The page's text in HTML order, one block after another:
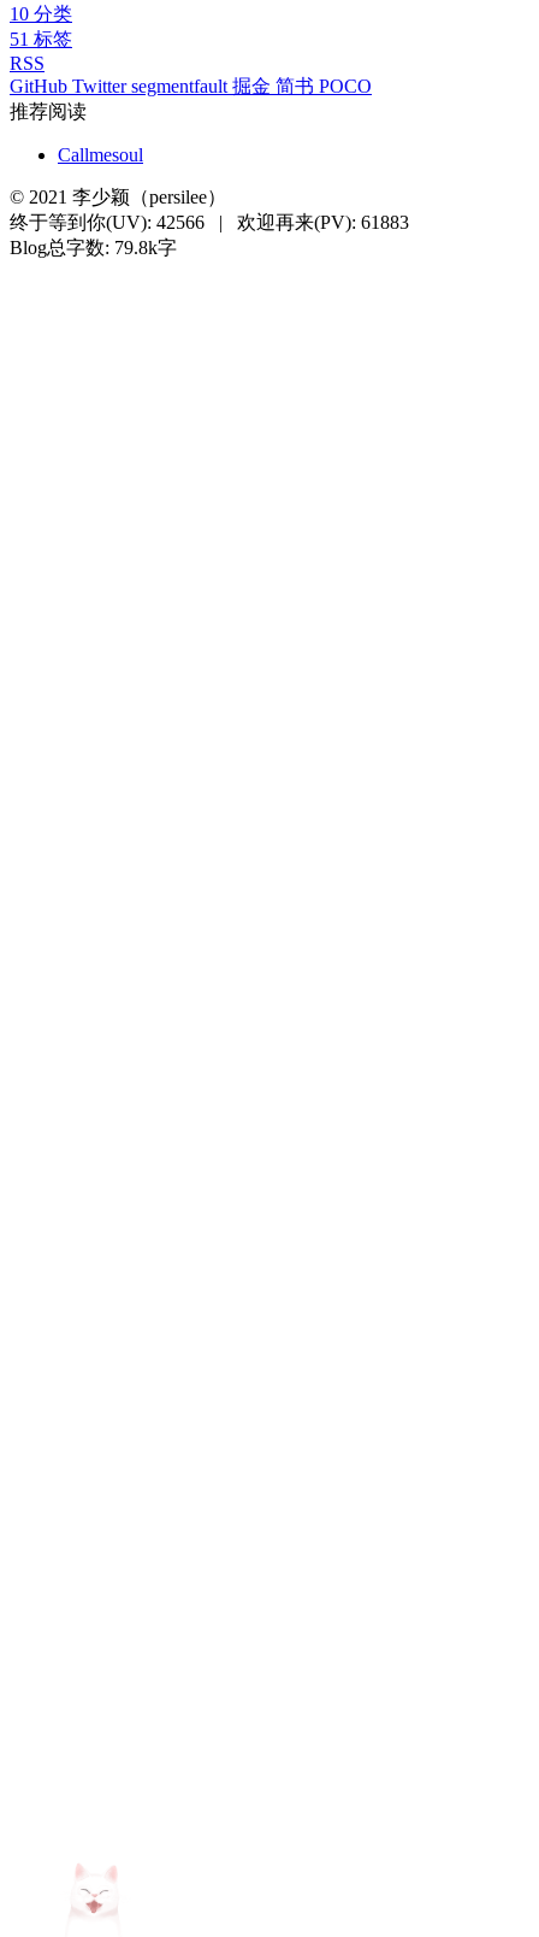
10 分类
51 标签
RSS
GitHub Twittersegmentfault 掘金 简书 POCO
推荐阅读
Callmesoul
© 2021 李少颖（persilee）
终于等到你(UV): 42566 | 欢迎再来(PV): 61883
Blog总字数: 79.8k字